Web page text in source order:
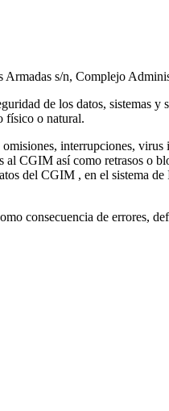
s/n, Complejo
de los datos, sistemas
físico o natural.
interrupciones,
CGIM así como retrasos o
del CGIM , en el sistema
consecuencia de errores,